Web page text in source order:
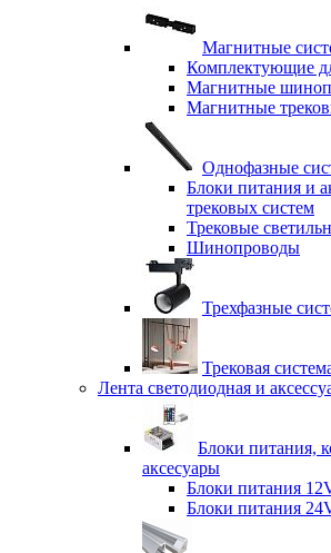
Магнитные
Комплектующие
Магнитные
Магнитные
Однофазные
Блоки питания и
трековых систем
Трековые
Шинопроводы
Трехфазные
Трековая
Лента светодиодная и
Блоки питания,
аксесуары
Блоки питания
Блоки питания